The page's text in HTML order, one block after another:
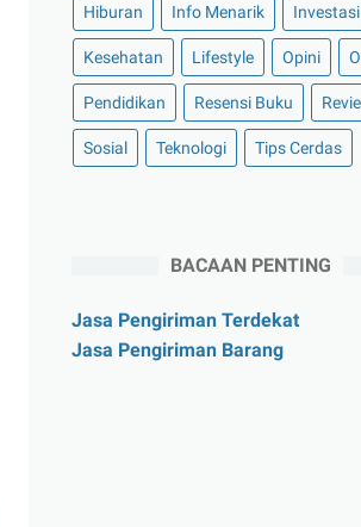
Hiburan Info Menarik Investasi
Kesehatan Lifestyle Opini
Pendidikan Resensi Buku
Sosial Teknologi Tips Cerdas
BACAAN PENTING
Jasa Pengiriman Terdekat
Jasa Pengiriman Barang